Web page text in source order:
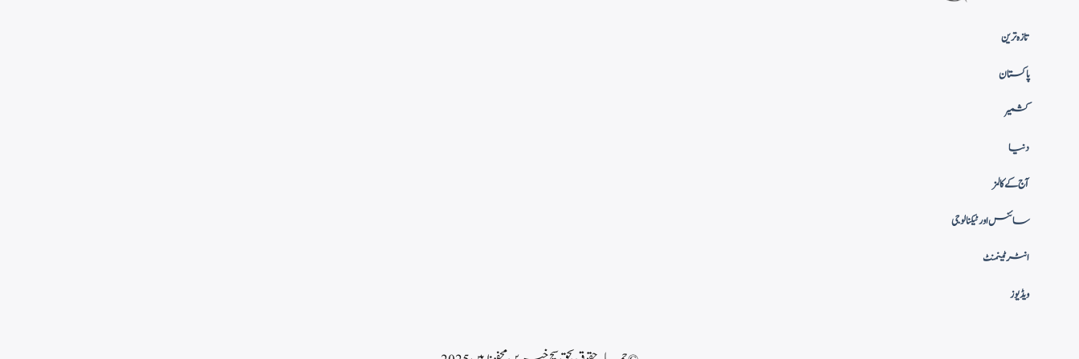
تازہ ترین
پاکستان
کشمیر
دنیا
آج کے کالمز
سائنس اور ٹیکنالوجی
انٹرٹینمنٹ
ویڈیوز